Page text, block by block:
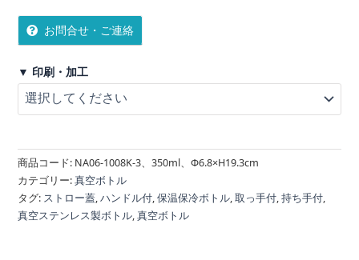
お問合せ・ご連絡
▼ 印刷・加工
商品コード: NA06-1008K-3、350ml、Φ6.8×H19.3cm
カテゴリー:真空ボトル
タグ: ストロー蓋,ハンドル付,保温保冷ボトル,取っ手付,持ち手付,
真空ステンレス製ボトル,真空ボトル